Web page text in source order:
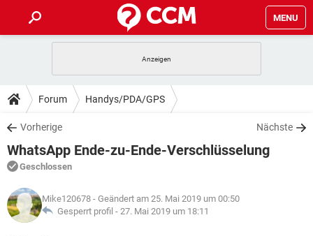
MENU
ANDROID IOS
WINDOWS 10
WHATSAPP TIKTOK
FACEBOOK
TIPPS & TRICKS
SPIELE STREAMING
WINDOWS 10
WHATSAPP
FACEBOOK HARDWARE
DOWNLOADS
SPIELE STREAMING
ANDROID
WINDOWS 10 INSTAGRAM
WHATSAPP
FORUM
SPIELE
ANDROID IOS
LEXIKON
SPIELE
Forum Handys/PDA/GPS
Vorherige Nächste
WhatsApp Ende-zu-Ende-Verschlüsselung
Geschlossen
Mike120678 - Geändert am 25. Mai 2019 um 00:50
Gesperrt profil - 27. Mai 2019 um 18:11